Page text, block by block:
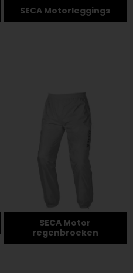
SECA Motorleggings
SECA Motor
regenbroeken